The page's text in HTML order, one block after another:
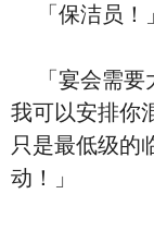
「保洁员！
「宴会需要
我可以安排你
只是最低级的
动！」